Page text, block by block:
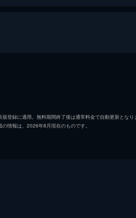
登録に適用。無料期間終了後は通常料金で自動更新となり
情報は、2026年8月現在のものです。